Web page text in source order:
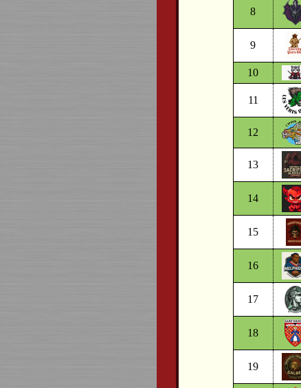
8
9
10
11
12
13
14
15
16
17
18
19